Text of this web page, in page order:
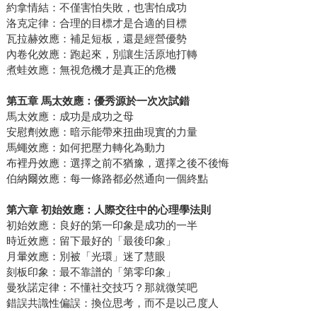
約拿情結：不僅害怕失敗，也害怕成功
洛克定律：合理的目標才是合適的目標
瓦拉赫效應：補足短板，還是經營優勢
內卷化效應：跑起來，別讓生活原地打轉
煮蛙效應：無視危機才是真正的危機
第五章 馬太效應：優秀源於一次次試錯
馬太效應：成功是成功之母
安慰劑效應：暗示能帶來扭曲現實的力量
馬蠅效應：如何把壓力轉化為動力
布裡丹效應：選擇之前不猶豫，選擇之後不後悔
伯納爾效應：每一條路都必然通向一個終點
第六章 初始效應：人際交往中的心理學法則
初始效應：良好的第一印象是成功的一半
時近效應：留下最好的「最後印象」
月暈效應：別被「光環」迷了慧眼
刻板印象：最不靠譜的「第零印象」
曼狄諾定律：不懂社交技巧？那就微笑吧
錯誤共識性偏誤：換位思考，而不是以己度人